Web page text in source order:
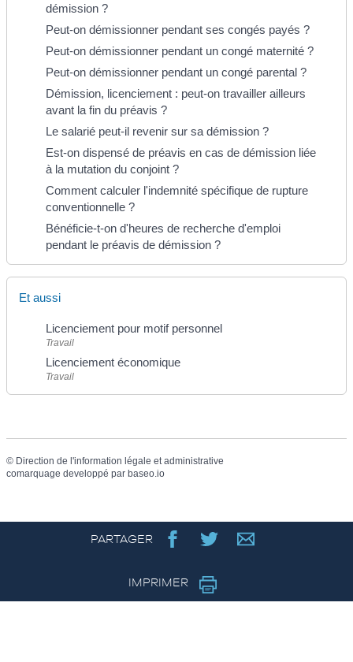
démission ?
Peut-on démissionner pendant ses congés payés ?
Peut-on démissionner pendant un congé maternité ?
Peut-on démissionner pendant un congé parental ?
Démission, licenciement : peut-on travailler ailleurs
avant la fin du préavis ?
Le salarié peut-il revenir sur sa démission ?
Est-on dispensé de préavis en cas de démission liée
à la mutation du conjoint ?
Comment calculer l'indemnité spécifique de rupture
conventionnelle ?
Bénéficie-t-on d'heures de recherche d'emploi
pendant le préavis de démission ?
Et aussi
Licenciement pour motif personnel
Travail
Licenciement économique
Travail
© Direction de l'information légale et administrative
comarquage developpé par baseo.io
PARTAGER
IMPRIMER